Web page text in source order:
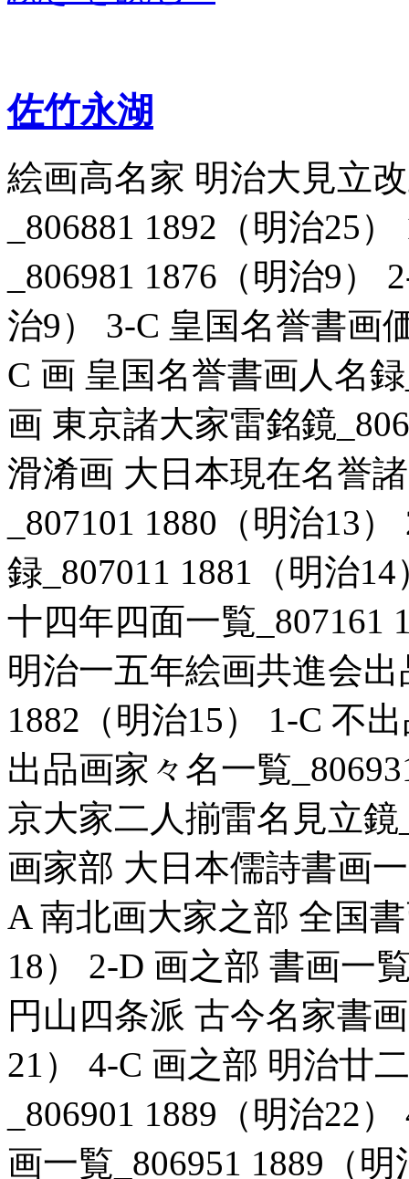
佐竹永湖
絵画高名家 明治大見立
_806881 1892（明治25
_806981 1876（明治9）
治9） 3-C 皇国名誉書画
C 画 皇国名誉書画人名
画 東京諸大家雷銘鏡
滑淆画 大日本現在名誉
_807101 1880（明治13
録_807011 1881（明治
十四年四面一覧_807161
明治一五年絵画共進会
1882（明治15） 1-C 不
出品画家々名一覧
京大家二人揃雷名見立鏡
画家部 大日本儒詩書画
A 南北画大家之部 全国
18） 2-D 画之部 書画一
円山四条派 古今名家書
21） 4-C 画之部 明治廿
_806901 1889（明治22
画一覧_806951 1889（